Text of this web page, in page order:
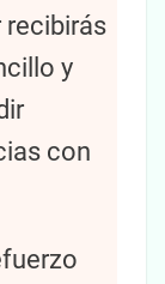
recibirás
y
con